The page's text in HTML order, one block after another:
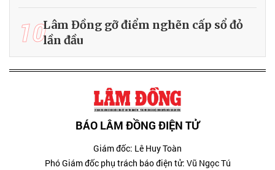
10Lâm Đồng gỡ điểm nghẽn cấp sổ đỏ
lần đầu
BÁO LÂM ĐỒNG ĐIỆN TỬ
Giám đốc: Lê Huy Toàn
Phó Giám đốc phụ trách báo điện tử: Vũ Ngọc Tú